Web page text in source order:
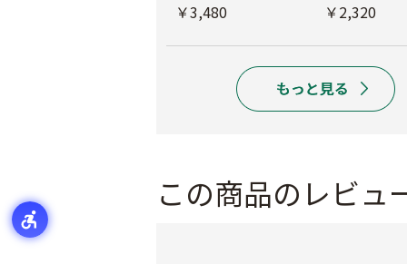
￥3,480
￥2,320
この商品のレビュ